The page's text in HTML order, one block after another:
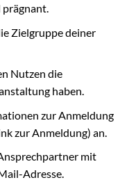
Zielgruppe deiner
Nutzen die
haben.
zur Anmeldung
zur Anmeldung) an.
mit
Adresse.